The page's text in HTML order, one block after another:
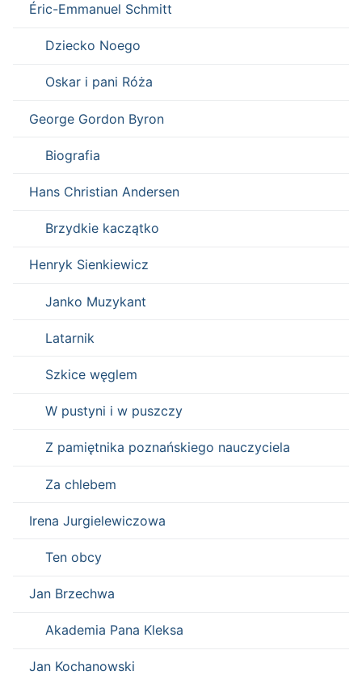
Éric-Emmanuel Schmitt
Dziecko Noego
Oskar i pani Róża
George Gordon Byron
Biografia
Hans Christian Andersen
Brzydkie kaczątko
Henryk Sienkiewicz
Janko Muzykant
Latarnik
Szkice węglem
W pustyni i w puszczy
Z pamiętnika poznańskiego nauczyciela
Za chlebem
Irena Jurgielewiczowa
Ten obcy
Jan Brzechwa
Akademia Pana Kleksa
Jan Kochanowski